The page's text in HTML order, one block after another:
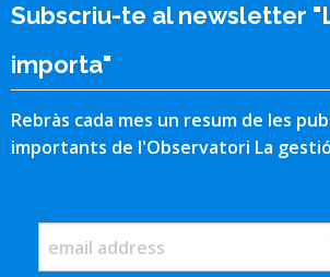
Subscriu-te al newsletter
importa"
Rebràs cada mes un resum de les
importants de l'Observatori La